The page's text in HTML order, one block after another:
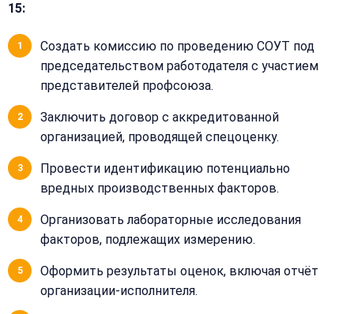
15:
Создать комиссию по проведению СОУТ под
председательством работодателя с участием
представителей профсоюза.
Заключить договор с аккредитованной
организацией, проводящей спецоценку.
Провести идентификацию потенциально
вредных производственных факторов.
Организовать лабораторные исследования
факторов, подлежащих измерению.
Оформить результаты оценок, включая отчёт
организации-исполнителя.
Согласен на
обработку
персональных
данных
Получить расчёт
Телефон:
Добавить
комментарий
Согласен на
персональных
данных
Обычно
отвечаем
в течение